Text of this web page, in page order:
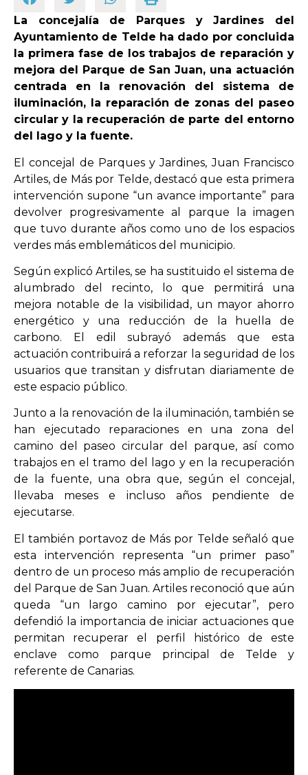
OPINIÓN
PROGRAMAS
La concejalía de Parques y Jardines del
Ayuntamiento de Telde ha dado por concluida
la primera fase de los trabajos de reparación y
mejora del Parque de San Juan, una actuación
centrada en la renovación del sistema de
iluminación, la reparación de zonas del paseo
circular y la recuperación de parte del entorno
del lago y la fuente.
El concejal de Parques y Jardines, Juan Francisco
Artiles, de Más por Telde, destacó que esta primera
intervención supone “un avance importante” para
devolver progresivamente al parque la imagen
que tuvo durante años como uno de los espacios
verdes más emblemáticos del municipio.
Según explicó Artiles, se ha sustituido el sistema de
alumbrado del recinto, lo que permitirá una
mejora notable de la visibilidad, un mayor ahorro
energético y una reducción de la huella de
carbono. El edil subrayó además que esta
actuación contribuirá a reforzar la seguridad de los
usuarios que transitan y disfrutan diariamente de
este espacio público.
Junto a la renovación de la iluminación, también se
han ejecutado reparaciones en una zona del
camino del paseo circular del parque, así como
trabajos en el tramo del lago y en la recuperación
de la fuente, una obra que, según el concejal,
llevaba meses e incluso años pendiente de
ejecutarse.
El también portavoz de Más por Telde señaló que
esta intervención representa “un primer paso”
dentro de un proceso más amplio de recuperación
del Parque de San Juan. Artiles reconoció que aún
queda “un largo camino por ejecutar”, pero
defendió la importancia de iniciar actuaciones que
permitan recuperar el perfil histórico de este
enclave como parque principal de Telde y
referente de Canarias.